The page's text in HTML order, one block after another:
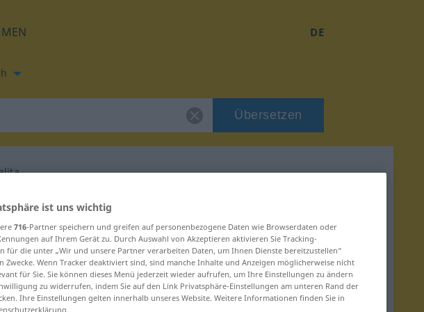
DE
Übersetzen
für "abnormalita"
ist uns wichtig
716-Partner speichern und greifen auf personenbezogene Daten wie Browserdaten oder
auf Ihrem Gerät zu. Durch Auswahl von Akzeptieren aktivieren Sie Tracking-
für die unter „Wir und unsere Partner verarbeiten Daten, um Ihnen Dienste bereitzustellen“
Zwecke. Wenn Tracker deaktiviert sind, sind manche Inhalte und Anzeigen möglicherweise nicht
für Sie. Sie können dieses Menü jederzeit wieder aufrufen, um Ihre Einstellungen zu ändern
zu widerrufen, indem Sie auf den Link Privatsphäre-Einstellungen am unteren Rand der
Ihre Einstellungen gelten innerhalb unseres Website. Weitere Informationen finden Sie in